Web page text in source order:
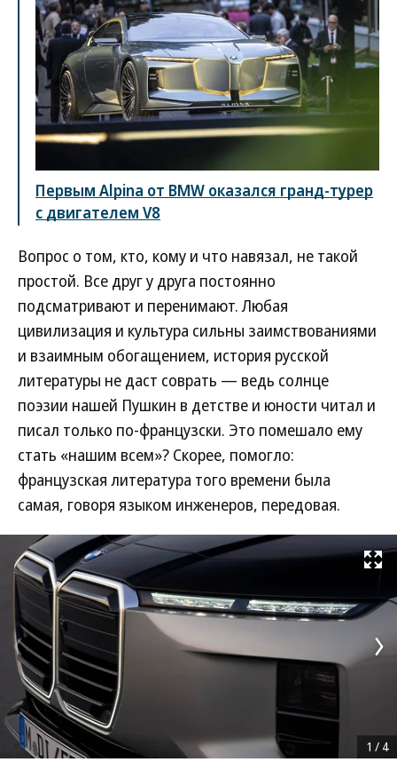
Первым Alpina от BMW оказался гранд-турер
с двигателем V8
Вопрос о том, кто, кому и что навязал, не такой
простой. Все друг у друга постоянно
подсматривают и перенимают. Любая
цивилизация и культура сильны заимствованиями
и взаимным обогащением, история русской
литературы не даст соврать — ведь солнце
поэзии нашей Пушкин в детстве и юности читал и
писал только по-французски. Это помешало ему
стать «нашим всем»? Скорее, помогло:
французская литература того времени была
самая, говоря языком инженеров, передовая.
Развернуть
1 / 4